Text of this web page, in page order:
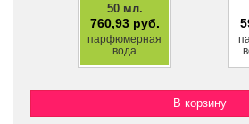
50 мл.
760,93 руб.
парфюмерная
вода